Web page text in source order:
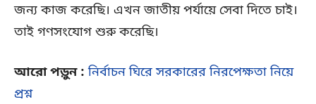
জন্য কাজ করেছি। এখন জাতীয় পর্যায়ে সেবা দিতে চাই।
তাই গণসংযোগ শুরু করেছি।
আরো পড়ুন : নির্বাচন ঘিরে সরকারের নিরপেক্ষতা নিয়ে
প্রশ্ন